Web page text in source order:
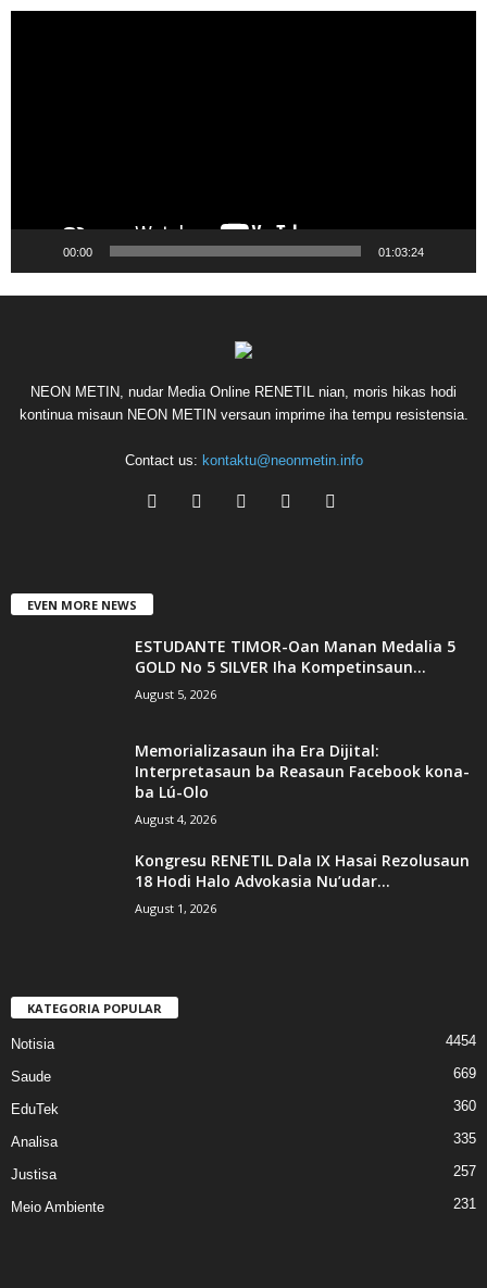
00:00 01:03:24
NEON METIN, nudar Media Online RENETIL nian, moris hikas hodi
kontinua misaun NEON METIN versaun imprime iha tempu resistensia.
Contact us: kontaktu@neonmetin.info
EVEN MORE NEWS
ESTUDANTE TIMOR-Oan Manan Medalia 5
GOLD No 5 SILVER Iha Kompetinsaun...
August 5, 2026
Memorializasaun iha Era Dijital:
Interpretasaun ba Reasaun Facebook kona-
ba Lú-Olo
August 4, 2026
Kongresu RENETIL Dala IX Hasai Rezolusaun
18 Hodi Halo Advokasia Nu’udar...
August 1, 2026
KATEGORIA POPULAR
Notisia 4454
Saude 669
EduTek 360
Analisa 335
Justisa 257
Meio Ambiente 231